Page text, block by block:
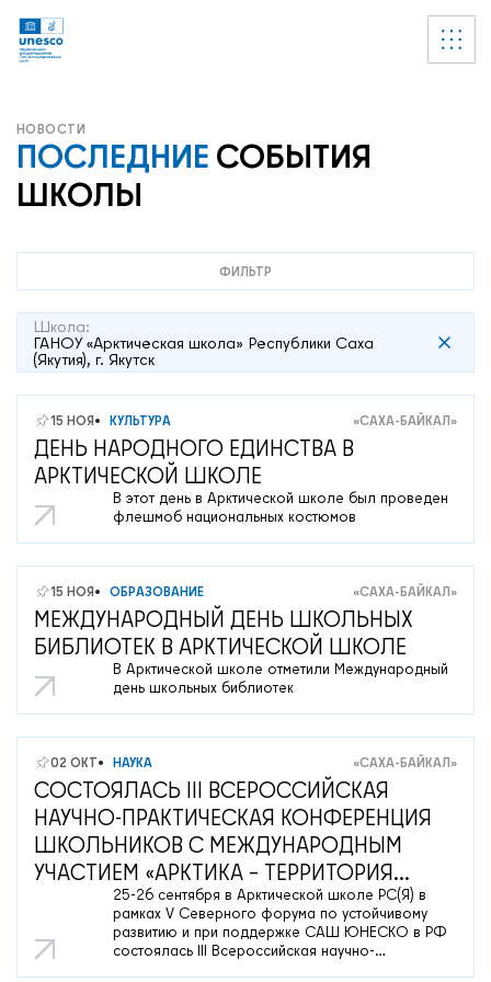
ПОСЛЕДНИЕСОБЫТИЯ
ШКОЛЫ
ФИЛЬТР
Школа:
ГАНОУ «Арктическая школа» Республики Саха
(Якутия), г. Якутск
15 НОЯ КУЛЬТУРА «САХА-БАЙКАЛ»
ДЕНЬ НАРОДНОГО ЕДИНСТВА В
АРКТИЧЕСКОЙ ШКОЛЕ
В этот день в Арктической школе был проведен
флешмоб национальных костюмов
15 НОЯ ОБРАЗОВАНИЕ «САХА-БАЙКАЛ»
МЕЖДУНАРОДНЫЙ ДЕНЬ ШКОЛЬНЫХ
БИБЛИОТЕК В АРКТИЧЕСКОЙ ШКОЛЕ
В Арктической школе отметили Международный
день школьных библиотек
02 ОКТ НАУКА «САХА-БАЙКАЛ»
СОСТОЯЛАСЬ III ВСЕРОССИЙСКАЯ
НАУЧНО-ПРАКТИЧЕСКАЯ КОНФЕРЕНЦИЯ
ШКОЛЬНИКОВ С МЕЖДУНАРОДНЫМ
УЧАСТИЕМ «АРКТИКА – ТЕРРИТОРИЯ
СОТРУДНИЧЕСТВА».
25-26 сентября в Арктической школе РС(Я) в
рамках V Северного форума по устойчивому
развитию и при поддержке САШ ЮНЕСКО в РФ
состоялась III Всероссийская научно-
Ссылки
УВЕДОМЛЕНИЕ
Список пуст